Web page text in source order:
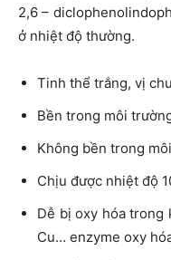
2,6 –
ở nhiệt độ thường.
Tinh thể trắng, vị
Bền trong môi
Không bền trong
Chịu được nhiệt độ
Dễ bị oxy hóa trong
Cu… enzyme oxy